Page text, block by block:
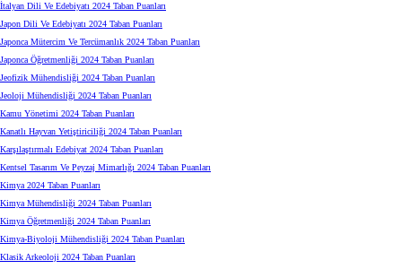
İtalyan Dili Ve Edebiyatı 2024 Taban Puanları
Japon Dili Ve Edebiyatı 2024 Taban Puanları
Japonca Mütercim Ve Tercümanlık 2024 Taban Puanları
Japonca Öğretmenliği 2024 Taban Puanları
Jeofizik Mühendisliği 2024 Taban Puanları
Jeoloji Mühendisliği 2024 Taban Puanları
Kamu Yönetimi 2024 Taban Puanları
Kanatlı Hayvan Yetiştiriciliği 2024 Taban Puanları
Karşılaştırmalı Edebiyat 2024 Taban Puanları
Kentsel Tasarım Ve Peyzaj Mimarlığı 2024 Taban Puanları
Kimya 2024 Taban Puanları
Kimya Mühendisliği 2024 Taban Puanları
Kimya Öğretmenliği 2024 Taban Puanları
Kimya-Biyoloji Mühendisliği 2024 Taban Puanları
Klasik Arkeoloji 2024 Taban Puanları